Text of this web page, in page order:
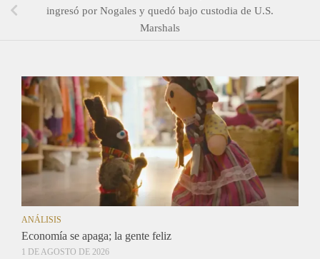
ingresó por Nogales y quedó bajo custodia de U.S.
Marshals
ANÁLISIS
Economía se apaga; la gente feliz
1 DE AGOSTO DE 2026